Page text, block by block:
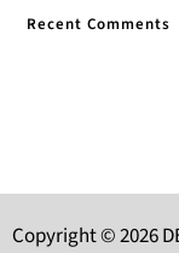
Recent Comments
Copyright © 2026